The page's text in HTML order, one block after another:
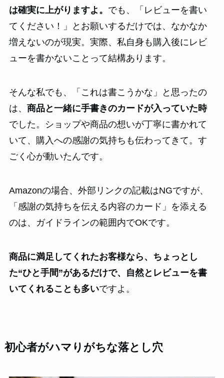
は確実に上がりますよ。 でも、「レビューを書い
てください！」とお願いするだけでは、なかなか
増えないのが現実。実際、私自身も購入後にレビ
ューを書かないことって結構あります。
そんな私でも、「これは書こうかな」と思ったの
は、 商品と一緒に手書きのカードが入っていた時
でした。ショップや商品の想いが丁寧に書かれて
いて、購入への感謝の気持ちも伝わってきて。す
ごく心が動いたんです。
Amazonの場合、外部リンクの記載はNGですが、
「感謝の気持ちを伝える内容のカード」を添える
のは、ガイドラインの範囲内でOKです。
商品に満足してくれたお客様なら、ちょっとし
た“ひと手間”があるだけで、自然とレビューを書
いてくれることも多いですよ。
初心者がハマりがちな落とし穴